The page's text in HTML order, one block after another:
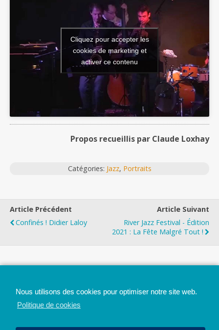
Cliquez pour accepter les
cookies de marketing et
activer ce contenu
Propos recueillis par Claude Loxhay
Catégories: Jazz, Portraits
Article Précédent
Confinés ! Didier Laloy
Article Suivant
River Jazz Festival - Édition
2021 : La Fête Malgré Tout !
Nous utilisons des cookies pour optimiser notre site web.
Politique de cookies